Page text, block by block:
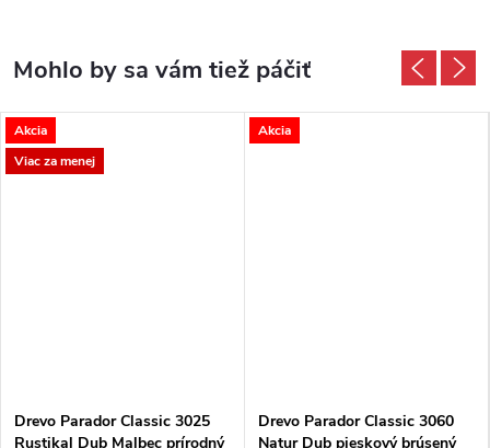
Akcia
Viac za menej
Drevo Parador Classic 3025
Rustikal Dub Malbec prírodný
Akcia
Drevo Parador Classic 3060
Natur Dub pieskový brúsený